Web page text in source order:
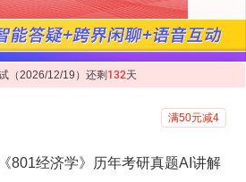
（2026/12/19）还剩 132天
满50元减4
801经济学》历年考研真题AI讲解